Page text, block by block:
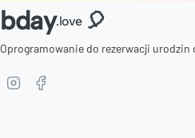
bday.love 🎈
Oprogramowanie do rezerwacji urodzin